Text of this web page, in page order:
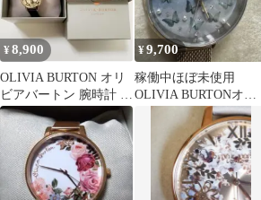
¥8,900
OLIVIA BURTON オリ
ビアバートン 腕時計 フ
ラワー ブラックゴール
¥9,700
稼働中ほぼ未使用
OLIVIA BURTONオリ
ビアバートン腕時計バ
タフライパール